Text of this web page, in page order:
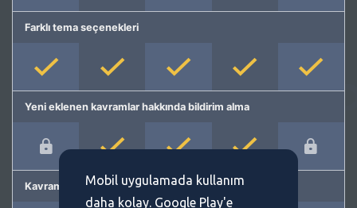
Farklı tema seçenekleri
Yeni eklenen kavramlar hakkında bildirim alma
Kavram önermeMobil uygulamada kullanım
daha kolay. Google Play'e